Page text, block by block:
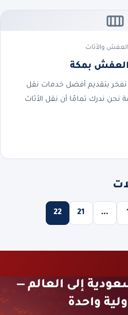
والأثاث
العفش بمكة
بتقديم أفضل خدمات نقل
نحن ندرك تمامًا أن نقل الأثاث
…
21
22
إلى العالم —
واحدة